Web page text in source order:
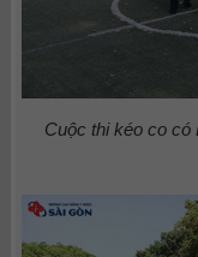
Cuộc thi kéo co có